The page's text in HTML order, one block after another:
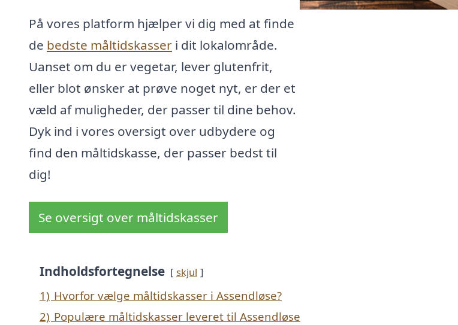
På vores platform hjælper vi dig med at finde
de bedste måltidskasser i dit lokalområde.
Uanset om du er vegetar, lever glutenfrit,
eller blot ønsker at prøve noget nyt, er der et
væld af muligheder, der passer til dine behov.
Dyk ind i vores oversigt over udbydere og
find den måltidskasse, der passer bedst til
dig!
Se oversigt over måltidskasser
Indholdsfortegnelse skjul
1) Hvorfor vælge måltidskasser i Assendløse?
2) Populære måltidskasser leveret til Assendløse